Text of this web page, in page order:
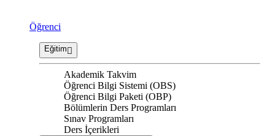
Öğrenci
Eğitim
Akademik Takvim
Öğrenci Bilgi Sistemi (OBS)
Öğrenci Bilgi Paketi (OBP)
Bölümlerin Ders Programları
Sınav Programları
Ders İçerikleri